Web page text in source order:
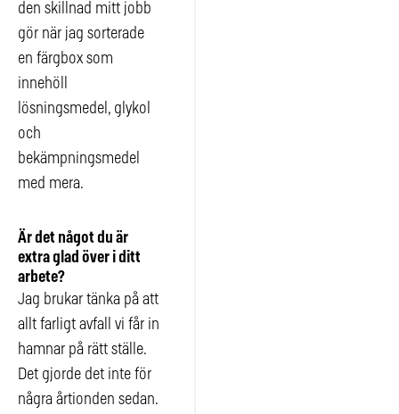
den skillnad mitt jobb
gör när jag sorterade
en färgbox som
innehöll
lösningsmedel, glykol
och
bekämpningsmedel
med mera.
Är det något du är
extra glad över i ditt
arbete?
Jag brukar tänka på att
allt farligt avfall vi får in
hamnar på rätt ställe.
Det gjorde det inte för
några årtionden sedan.